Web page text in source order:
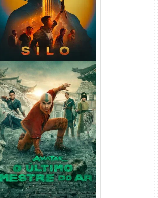
Avatar: O Último Mestre do
Ar 2ª Temporada Torrent
WEB-DL 1080p Dual
Áudio